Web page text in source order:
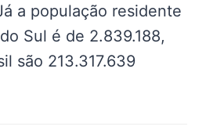
a população residente
Sul é de 2.839.188,
são 213.317.639